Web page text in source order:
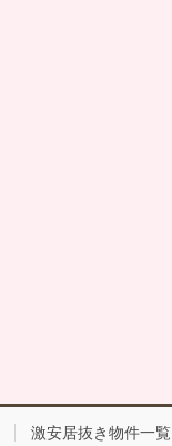
激安居抜き物件一覧